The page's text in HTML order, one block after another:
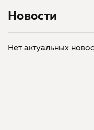
Новости
Нет актуальных